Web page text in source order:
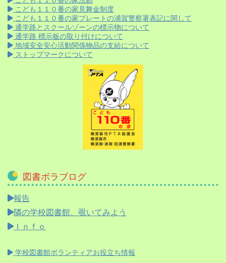
こども１１０番の家見舞金制度
こども１１０番の家プレートの浦賀警察署表記に関して
通学路とスクールゾーンの標示物について
通学路 標示板の取り付けについて
地域安全安心活動関係物品の支給について
ストップマークについて
図書ボラブログ
報告
隣の学校図書館、覗いてみよう
Ｉｎｆｏ
学校図書館ボランティアお役立ち情報